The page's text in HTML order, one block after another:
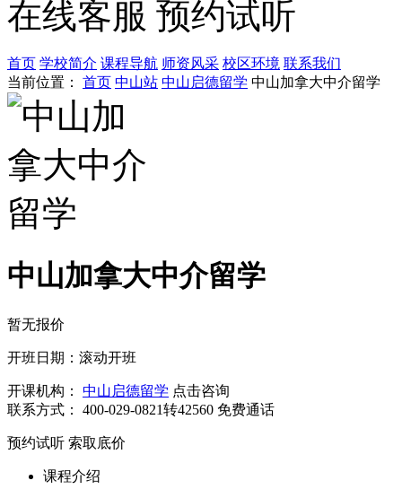
在线客服 预约试听
首页 学校简介 课程导航 师资风采 校区环境 联系我们
当前位置：
首页 中山站 中山启德留学 中山加拿大中介留学
中山加拿大中介留学
暂无报价
开班日期：滚动开班
开课机构： 中山启德留学 点击咨询
联系方式：
400-029-0821转42560 免费通话
预约试听 索取底价
课程介绍